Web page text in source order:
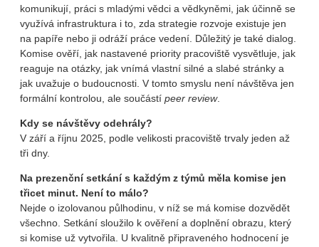
komunikují, práci s mladými vědci a vědkyněmi, jak účinně se
využívá infrastruktura i to, zda strategie rozvoje existuje jen
na papíře nebo ji odráží práce vedení. Důležitý je také dialog.
Komise ověří, jak nastavené priority pracoviště vysvětluje, jak
reaguje na otázky, jak vnímá vlastní silné a slabé stránky a
jak uvažuje o budoucnosti. V tomto smyslu není návštěva jen
formální kontrolou, ale součástí peer review.
Kdy se návštěvy odehrály?
V září a říjnu 2025, podle velikosti pracoviště trvaly jeden až
tři dny.
Na prezenční setkání s každým z týmů měla komise jen
třicet minut. Není to málo?
Nejde o izolovanou půlhodinu, v níž se má komise dozvědět
všechno. Setkání sloužilo k ověření a doplnění obrazu, který
si komise už vytvořila. U kvalitně připraveného hodnocení je